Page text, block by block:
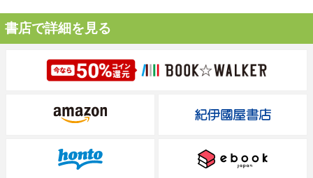
書店で詳細を見る